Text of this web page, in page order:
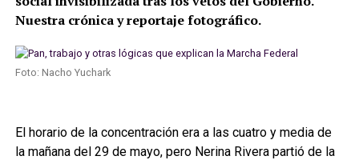
Nuestra crónica y reportaje fotográfico.
Foto: Nacho Yuchark
El horario de la concentración era a las cuatro y media de
la mañana del 29 de mayo, pero Nerina Rivera partió de la